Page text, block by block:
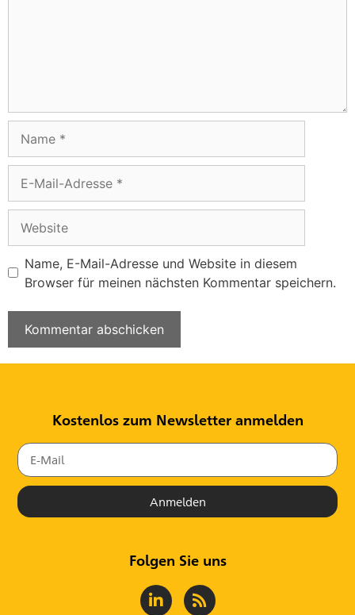
Name, E-Mail-Adresse und Website in diesem
Browser für meinen nächsten Kommentar speichern.
Kostenlos zum Newsletter anmelden
Anmelden
Folgen Sie uns